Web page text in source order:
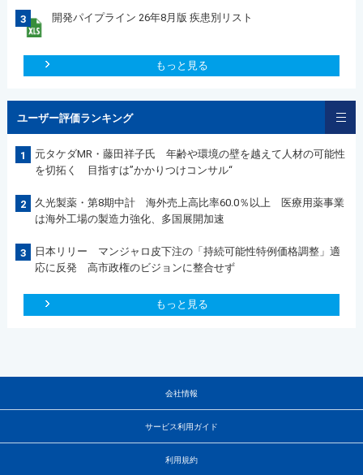
3 開発パイプライン 26年8月版 疾患別リスト
もっと見る
ユーザー評価ランキング
1
元タケダMR・藤田祥子氏 年齢や環境の壁を越えて人材の可能性
を切拓く 目指すは”かかりつけコンサル“
2
久光製薬・第8期中計 海外売上高比率60.0％以上 医療用薬事業
は海外工場の製造力強化、多国展開加速
3
日本リリー マンジャロ皮下注の「持続可能性特例価格調整」適
応に反発 高市政権のビジョンに整合せず
もっと見る
会社情報
サービス利用ガイド
利用規約